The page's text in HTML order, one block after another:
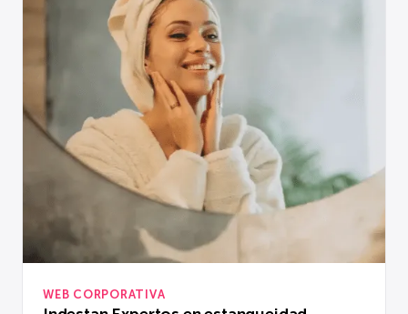
WEB CORPORATIVA